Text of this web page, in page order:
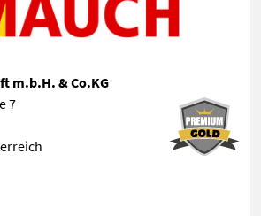
m.b.H. & Co.KG
7